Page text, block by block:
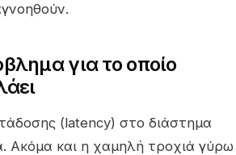
για το οποίο
(latency) στο διάστημα
Ακόμα και η χαμηλή τροχιά γύρω